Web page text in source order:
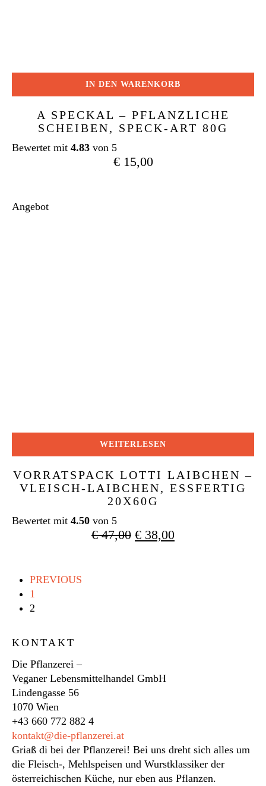
IN DEN WARENKORB
A SPECKAL – PFLANZLICHE
SCHEIBEN, SPECK-ART 80G
Bewertet mit 4.83 von 5
€15,00
Angebot
WEITERLESEN
VORRATSPACK LOTTI LAIBCHEN –
VLEISCH-LAIBCHEN, ESSFERTIG
20X60G
Bewertet mit 4.50 von 5
€47,00 Ursprünglicher
€ 38,00Aktueller
PREVIOUS
1
2
KONTAKT
Die Pflanzerei –
Veganer Lebensmittelhandel GmbH
Lindengasse 56
1070 Wien
+43 660 772 882 4
kontakt@die-pflanzerei.at
Griaß di bei der Pflanzerei! Bei uns dreht sich alles um
die Fleisch-, Mehlspeisen und Wurstklassiker der
österreichischen Küche, nur eben aus Pflanzen.